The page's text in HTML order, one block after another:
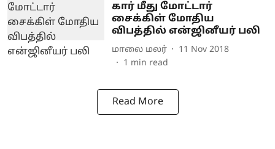
கார் மீது மோட்டார்
சைக்கிள் மோதிய
விபத்தில் என்ஜினீயர் பலி
மாலை மலர்
11 Nov 2018
1 min read
Read More